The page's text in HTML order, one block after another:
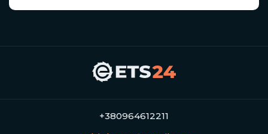
+380964612211